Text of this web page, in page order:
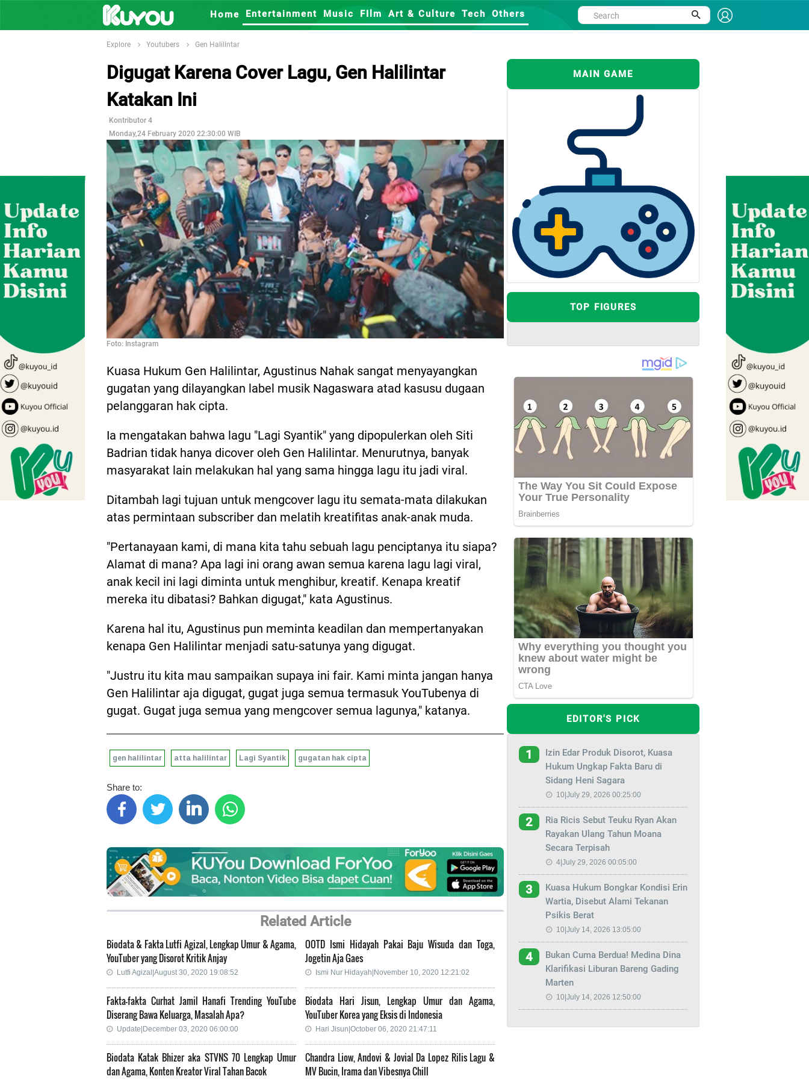
Home Entertainment Music FIlm Art & Culture Tech Others
Explore Youtubers Gen Halilintar
Digugat Karena Cover Lagu, Gen Halilintar
Katakan Ini
Kontributor 4
Monday,24 February 2020 22:30:00 WIB
Foto: Instagram
Kuasa Hukum Gen Halilintar, Agustinus Nahak sangat menyayangkan
gugatan yang dilayangkan label musik Nagaswara atad kasusu dugaan
pelanggaran hak cipta.
Ia mengatakan bahwa lagu "Lagi Syantik" yang dipopulerkan oleh Siti
Badrian tidak hanya dicover oleh Gen Halilintar. Menurutnya, banyak
masyarakat lain melakukan hal yang sama hingga lagu itu jadi viral.
Ditambah lagi tujuan untuk mengcover lagu itu semata-mata dilakukan
atas permintaan subscriber dan melatih kreatifitas anak-anak muda.
"Pertanayaan kami, di mana kita tahu sebuah lagu penciptanya itu siapa?
Alamat di mana? Apa lagi ini orang awan semua karena lagu lagi viral,
anak kecil ini lagi diminta untuk menghibur, kreatif. Kenapa kreatif
mereka itu dibatasi? Bahkan digugat," kata Agustinus.
Karena hal itu, Agustinus pun meminta keadilan dan mempertanyakan
kenapa Gen Halilintar menjadi satu-satunya yang digugat.
"Justru itu kita mau sampaikan supaya ini fair. Kami minta jangan hanya
Gen Halilintar aja digugat, gugat juga semua termasuk YouTubenya di
gugat. Gugat juga semua yang mengcover semua lagunya," katanya.
gen halilintar atta halilintar Lagi Syantik gugatan hak cipta
Share to:
Related Article
Biodata & Fakta Lutfi Agizal, Lengkap Umur & Agama,
YouTuber yang Disorot Kritik Anjay
Lutfi Agizal|August 30, 2020 19:08:52
OOTD Ismi Hidayah Pakai Baju Wisuda dan Toga,
Jogetin Aja Gaes
Ismi Nur Hidayah|November 10, 2020 12:21:02
Fakta-fakta Curhat Jamil Hanafi Trending YouTube
Diserang Bawa Keluarga, Masalah Apa?
Update|December 03, 2020 06:00:00
Biodata Hari Jisun, Lengkap Umur dan Agama,
YouTuber Korea yang Eksis di Indonesia
Hari Jisun|October 06, 2020 21:47:11
Biodata Katak Bhizer aka STVNS 70 Lengkap Umur
dan Agama, Konten Kreator Viral Tahan Bacok
Chandra Liow, Andovi & Jovial Da Lopez Rilis Lagu &
MV Bucin, Irama dan Vibesnya Chill
MAIN GAME
TOP FIGURES
EDITOR'S PICK
1
Izin Edar Produk Disorot, Kuasa
Hukum Ungkap Fakta Baru di
Sidang Heni Sagara
10|July 29, 2026 00:25:00
2
Ria Ricis Sebut Teuku Ryan Akan
Rayakan Ulang Tahun Moana
Secara Terpisah
4|July 29, 2026 00:05:00
3
Kuasa Hukum Bongkar Kondisi Erin
Wartia, Disebut Alami Tekanan
Psikis Berat
10|July 14, 2026 13:05:00
4
Bukan Cuma Berdua! Medina Dina
Klarifikasi Liburan Bareng Gading
Marten
10|July 14, 2026 12:50:00